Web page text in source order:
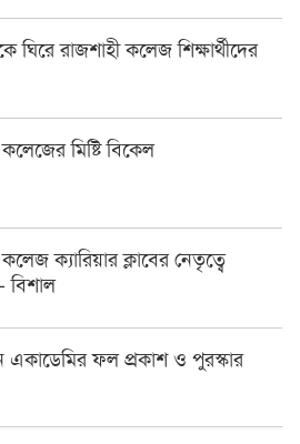
ঘিরে রাজশাহী কলেজ শিক্ষার্থীদের
মিষ্টি বিকেল
ক্যারিয়ার ক্লাবের নেতৃত্বে
বিশাল
একাডেমির ফল প্রকাশ ও পুরস্কার